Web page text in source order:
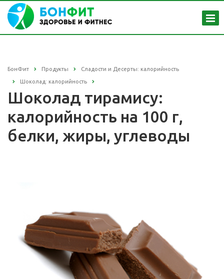
БонФит Продукты Сладости и Десерты: калорийность
Шоколад: калорийность
Шоколад тирамису:
калорийность на 100 г,
белки, жиры, углеводы